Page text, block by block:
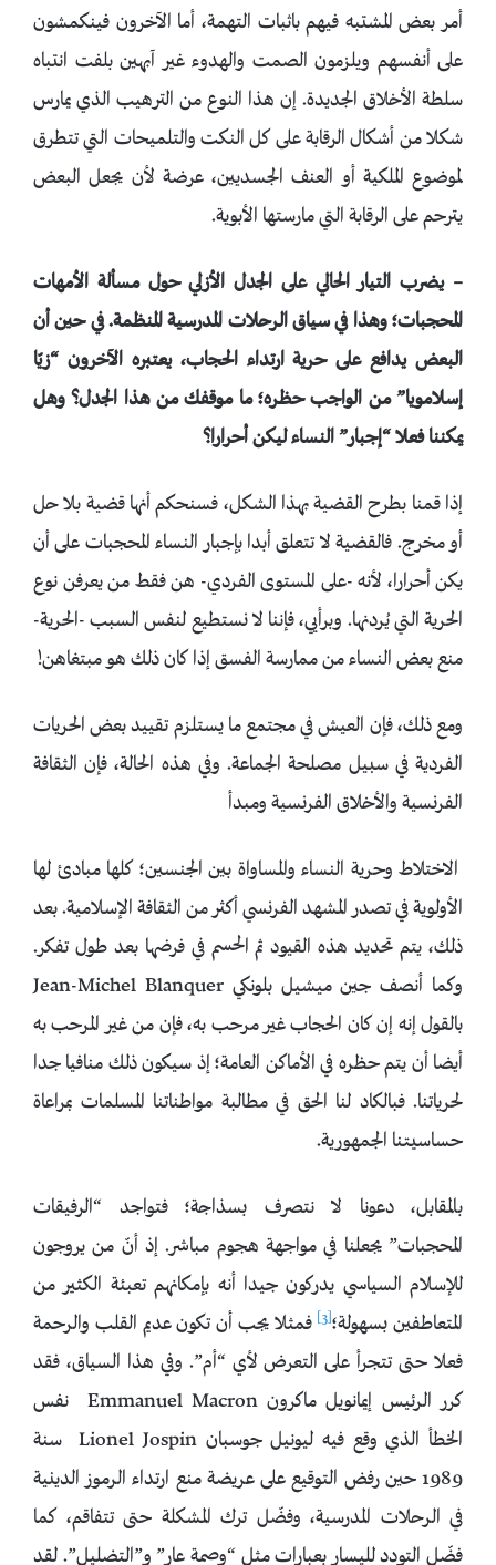
أمر بعض المشتبه فيهم باثبات التهمة، أما الآخرون فينكمشون
على أنفسهم ويلزمون الصمت والهدوء غير آبهين بلفت انتباه
سلطة الأخلاق الجديدة. إن هذا النوع من الترهيب الذي يمارس
شكلا من أشكال الرقابة على كل النكت والتلميحات التي تتطرق
لموضوع الملكية أو العنف الجسديين، عرضة لأن يجعل البعض
يترحم على الرقابة التي مارستها الأبوية.
– يضرب التيار الحالي على الجدل الأزلي حول مسألة الأمهات
المحجبات؛ وهذا في سياق الرحلات المدرسية المنظمة. في حين أن
البعض يدافع على حرية ارتداء الحجاب، يعتبره الآخرون “زيّا
إسلامويا” من الواجب حظره؛ ما موقفك من هذا الجدل؟ وهل
يمكننا فعلا “إجبار” النساء ليكن أحرارا؟
إذا قمنا بطرح القضية بهذا الشكل، فسنحكم أنها قضية بلا حل
أو مخرج. فالقضية لا تتعلق أبدا بإجبار النساء المحجبات على أن
يكن أحرارا، لأنه -على المستوى الفردي- هن فقط من يعرفن نوع
الحرية التي يُردنها. وبرأيي، فإننا لا نستطيع لنفس السبب -الحرية-
منع بعض النساء من ممارسة الفسق إذا كان ذلك هو مبتغاهن!
ومع ذلك، فإن العيش في مجتمع ما يستلزم تقييد بعض الحريات
الفردية في سبيل مصلحة الجماعة. وفي هذه الحالة، فإن الثقافة
الفرنسية والأخلاق الفرنسية ومبدأ
الاختلاط وحرية النساء والمساواة بين الجنسين؛ كلها مبادئ لها
الأولوية في تصدر المشهد الفرنسي أكثر من الثقافة الإسلامية. بعد
ذلك، يتم تحديد هذه القيود ثم الحسم في فرضها بعد طول تفكر.
وكما أنصف جين ميشيل بلونكي Jean-Michel Blanquer
بالقول إنه إن كان الحجاب غير مرحب به، فإن من غير المرحب به
أيضا أن يتم حظره في الأماكن العامة؛ إذ سيكون ذلك منافيا جدا
لحرياتنا. فبالكاد لنا الحق في مطالبة مواطناتنا المسلمات بمراعاة
حساسيتنا الجمهورية.
بالمقابل، دعونا لا نتصرف بسذاجة؛ فتواجد “الرفيقات
المحجبات” يجعلنا في مواجهة هجوم مباشر. إذ أنّ من يروجون
للإسلام السياسي يدركون جيدا أنه بإمكانهم تعبئة الكثير من
المتعاطفين بسهولة؛[3]
فمثلا يجب أن تكون عديم القلب والرحمة
فعلا حتى تتجرأ على التعرض لأي “أم”. وفي هذا السياق، فقد
كرر الرئيس إيمانويل ماكرون Emmanuel Macron نفس
الخطأ الذي وقع فيه ليونيل جوسبان Lionel Jospin سنة
1989 حين رفض التوقيع على عريضة منع ارتداء الرموز الدينية
في الرحلات المدرسية، وفضّل ترك المشكلة حتى تتفاقم، كما
فضّل التودد لليسار بعبارات مثل “وصمة عار” و”التضليل”. لقد